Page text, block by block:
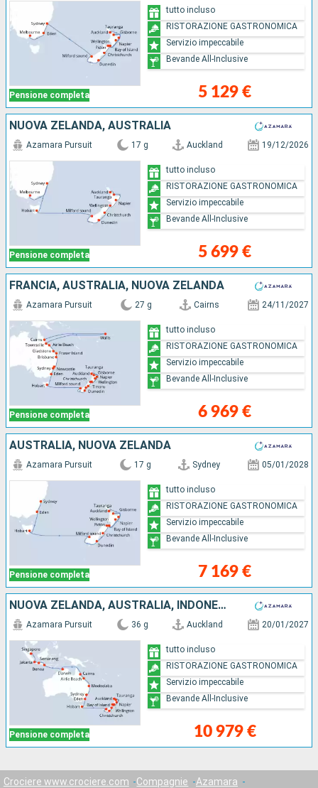
Pensione completa 5 129 €
tutto incluso
RISTORAZIONE GASTRONOMICA
Servizio impeccabile
Bevande All-Inclusive
NUOVA ZELANDA, AUSTRALIA
Pensione completa
Azamara Pursuit 17 g Auckland 19/12/2026
5 699 €
tutto incluso
RISTORAZIONE GASTRONOMICA
Servizio impeccabile
Bevande All-Inclusive
FRANCIA, AUSTRALIA, NUOVA ZELANDA
Pensione completa
Azamara Pursuit 27 g Cairns 24/11/2027
6 969 €
tutto incluso
RISTORAZIONE GASTRONOMICA
Servizio impeccabile
Bevande All-Inclusive
AUSTRALIA, NUOVA ZELANDA
Pensione completa
Azamara Pursuit 17 g Sydney 05/01/2028
7 169 €
tutto incluso
RISTORAZIONE GASTRONOMICA
Servizio impeccabile
Bevande All-Inclusive
NUOVA ZELANDA, AUSTRALIA, INDONESIA, SINGAPORE
Pensione completa
Azamara Pursuit 36 g Auckland 20/01/2027
10 979 €
tutto incluso
RISTORAZIONE GASTRONOMICA
Servizio impeccabile
Bevande All-Inclusive
Crociere www.crociere.com Compagnie
Azamara